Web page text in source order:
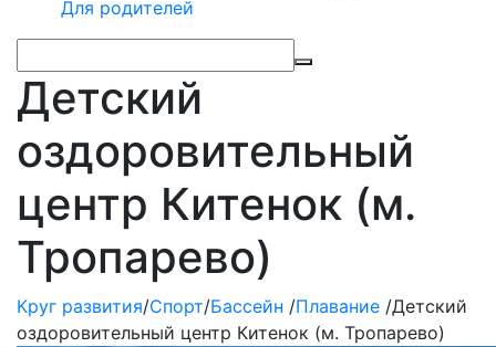
Для родителей
Детский
оздоровительный
центр Китенок (м.
Тропарево)
Круг развития/Спорт/Бассейн /Плавание /Детский
оздоровительный центр Китенок (м. Тропарево)